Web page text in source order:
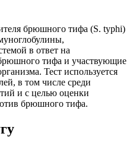
брюшного тифа (S. typhi)
в ответ на
тифа и участвующие
Тест используется
в том числе среди
и с целью оценки
брюшного тифа.